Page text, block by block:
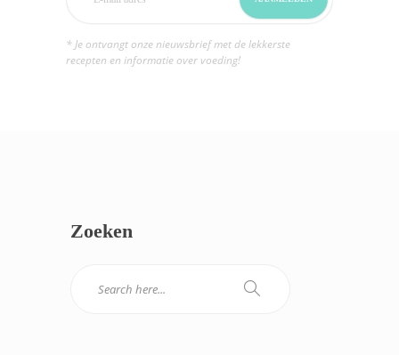
* Je ontvangt onze nieuwsbrief met de lekkerste
recepten en informatie over voeding!
Zoeken